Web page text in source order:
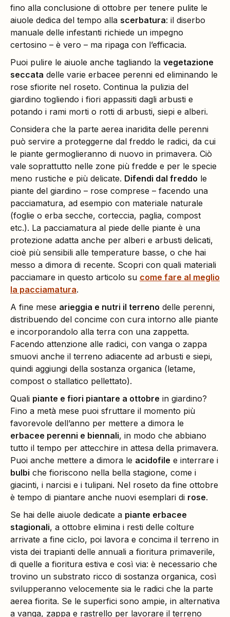
fino alla conclusione di ottobre per tenere pulite le
aiuole dedica del tempo alla scerbatura: il diserbo
manuale delle infestanti richiede un impegno
certosino – è vero – ma ripaga con l’efficacia.
Puoi pulire le aiuole anche tagliando la vegetazione
seccata delle varie erbacee perenni ed eliminando le
rose sfiorite nel roseto. Continua la pulizia del
giardino togliendo i fiori appassiti dagli arbusti e
potando i rami morti o rotti di arbusti, siepi e alberi.
Considera che la parte aerea inaridita delle perenni
può servire a proteggerne dal freddo le radici, da cui
le piante germoglieranno di nuovo in primavera. Ciò
vale soprattutto nelle zone più fredde e per le specie
meno rustiche e più delicate. Difendi dal freddo le
piante del giardino – rose comprese – facendo una
pacciamatura, ad esempio con materiale naturale
(foglie o erba secche, corteccia, paglia, compost
etc.). La pacciamatura al piede delle piante è una
protezione adatta anche per alberi e arbusti delicati,
cioè più sensibili alle temperature basse, o che hai
messo a dimora di recente. Scopri con quali materiali
pacciamare in questo articolo su come fare al meglio
la pacciamatura.
A fine mese arieggia e nutri il terreno delle perenni,
distribuendo del concime con cura intorno alle piante
e incorporandolo alla terra con una zappetta.
Facendo attenzione alle radici, con vanga o zappa
smuovi anche il terreno adiacente ad arbusti e siepi,
quindi aggiungi della sostanza organica (letame,
compost o stallatico pellettato).
Quali piante e fiori piantare a ottobre in giardino?
Fino a metà mese puoi sfruttare il momento più
favorevole dell’anno per mettere a dimora le
erbacee perenni e biennali, in modo che abbiano
tutto il tempo per attecchire in attesa della primavera.
Puoi anche mettere a dimora le acidofile e interrare i
bulbi che fioriscono nella bella stagione, come i
giacinti, i narcisi e i tulipani. Nel roseto da fine ottobre
è tempo di piantare anche nuovi esemplari di rose.
Se hai delle aiuole dedicate a piante erbacee
stagionali, a ottobre elimina i resti delle colture
arrivate a fine ciclo, poi lavora e concima il terreno in
vista dei trapianti delle annuali a fioritura primaverile,
di quelle a fioritura estiva e così via: è necessario che
trovino un substrato ricco di sostanza organica, così
svilupperanno velocemente sia le radici che la parte
aerea fiorita. Se le superfici sono ampie, in alternativa
a vanga, zappa e rastrello per lavorare il terreno